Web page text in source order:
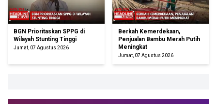
BGN Prioritaskan SPPG di
Wilayah Stunting Tinggi
Jumat, 07 Agustus 2026
Berkah Kemerdekaan,
Penjualan Bambu Merah Putih
Meningkat
Jumat, 07 Agustus 2026